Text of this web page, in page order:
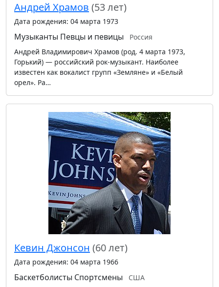
Андрей Храмов (53 лет)
Дата рождения: 04 марта 1973
Музыканты Певцы и певицы
Россия
Андрей Владимирович Храмов (род. 4 марта 1973,
Горький) — российский рок-музыкант. Наиболее
известен как вокалист групп «Земляне» и «Белый
орел». Ра…
Кевин Джонсон (60 лет)
Дата рождения: 04 марта 1966
Баскетболисты Спортсмены
США